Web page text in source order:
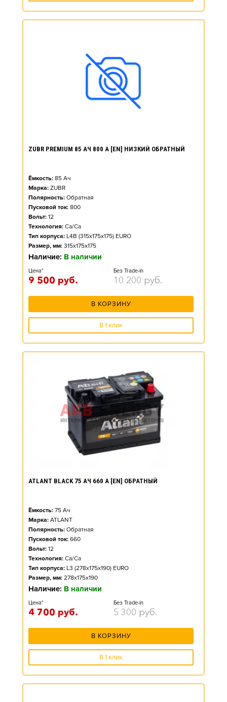
ZUBR PREMIUM 85 АЧ 800 А [EN] НИЗКИЙ ОБРАТНЫЙ
Ёмкость: 85 Ач
Марка: ZUBR
Полярность: Обратная
Пусковой ток: 800
Вольт: 12
Технология: Ca/Ca
Тип корпуса: L4B (315x175x175) EURO
Размер, мм: 315x175x175
Наличие: В наличии
Цена*
9 500 руб.
Без Trade-in
10 200 руб.
В КОРЗИНУ
В 1 клик
ATLANT BLACK 75 АЧ 660 А [EN] ОБРАТНЫЙ
Ёмкость: 75 Ач
Марка: ATLANT
Полярность: Обратная
Пусковой ток: 660
Вольт: 12
Технология: Ca/Ca
Тип корпуса: L3 (278x175x190) EURO
Размер, мм: 278x175x190
Наличие: В наличии
Цена*
4 700 руб.
Без Trade-in
5 300 руб.
В КОРЗИНУ
В 1 клик